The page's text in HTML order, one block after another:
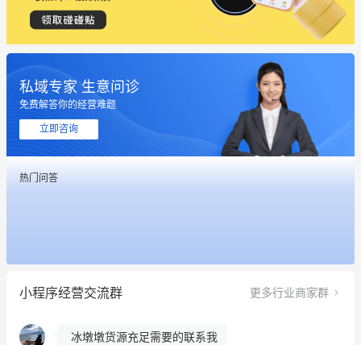
私域专家 生意问诊
免费解答你的经营难题
立即咨询
热门问答
小程序经营交流群 更多行业商家群
餐饮也得靠私域和服务提高竞争力
昨晚的直播课程太好啦❤️
冰墩墩货源充足需要的联系我